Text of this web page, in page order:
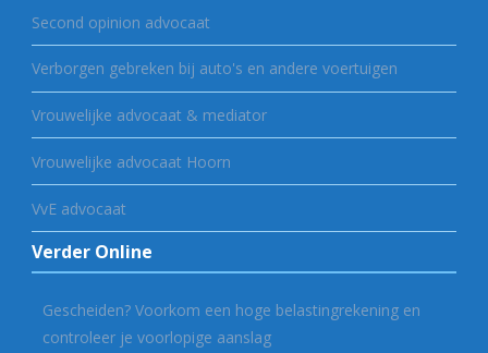
Second opinion advocaat
Verborgen gebreken bij auto's en andere voertuigen
Vrouwelijke advocaat & mediator
Vrouwelijke advocaat Hoorn
VvE advocaat
Verder Online
Gescheiden? Voorkom een hoge belastingrekening en
controleer je voorlopige aanslag